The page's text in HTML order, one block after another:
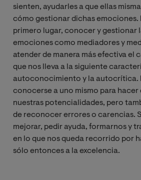
sienten, ayudarles a que ellas
cómo gestionar dichas emociones.
primero lugar, conocer y gestionar
emociones como mediadores y
atender de manera más efectiva el
que nos lleva a la siguiente
autoconocimiento y la autocrítica.
conocerse a uno mismo para hacer
nuestras potencialidades, pero
de reconocer errores o carencias.
mejorar, pedir ayuda, formarnos y
en lo que nos queda recorrido por
sólo entonces a la excelencia.